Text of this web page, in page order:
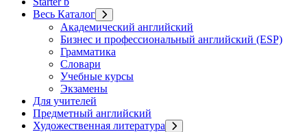
Весь Каталог
Академический английский
Бизнес и профессиональный английский (ESP)
Грамматика
Словари
Учебные курсы
Экзамены
Для учителей
Предметный английский
Художественная литература